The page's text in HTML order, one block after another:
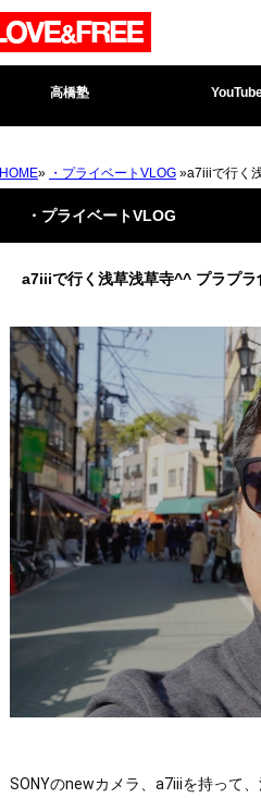
高橋塾
HOME» ・プライベートVLOG »a7iiiで行く
・プライベートVLOG
a7iiiで行く浅草浅草寺^^ プラプラ
SONYのnewカメラ、a7iiiを持って